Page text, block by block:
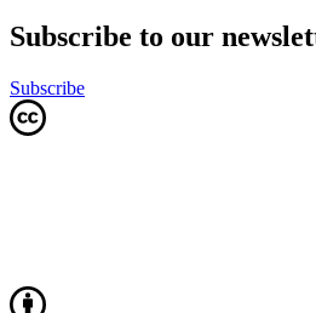
Subscribe to our
Subscribe